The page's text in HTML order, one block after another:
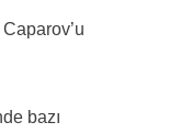
bazı